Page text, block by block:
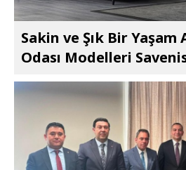
Sakin ve Şık Bir Yaşam
Odası Modelleri